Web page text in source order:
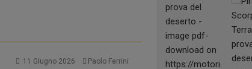
11 Giugno 2026 Paolo Ferrini